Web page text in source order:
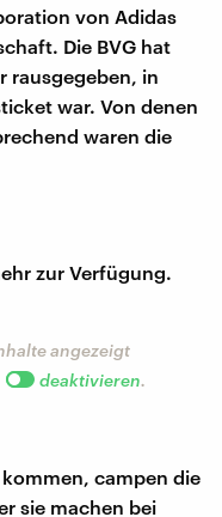
von Adidas
Die BVG hat
rausgegeben, in
war. Von denen
waren die
zur Verfügung.
angezeigt
deaktivieren.
campen die
sie machen bei